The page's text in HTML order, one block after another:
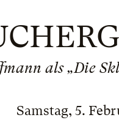
als „Die
Samstag, 5.